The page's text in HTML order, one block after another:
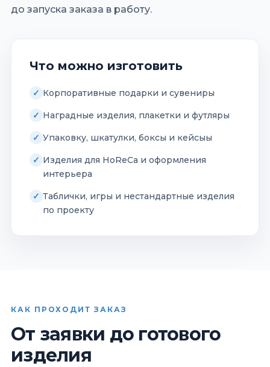
до запуска заказа в работу.
Что можно изготовить
Корпоративные подарки и сувениры
Наградные изделия, плакетки и футляры
Упаковку, шкатулки, боксы и кейсыы
Изделия для HoReCa и оформления
интерьера
Таблички, игры и нестандартные изделия
по проекту
КАК ПРОХОДИТ ЗАКАЗ
От заявки до готового
изделия